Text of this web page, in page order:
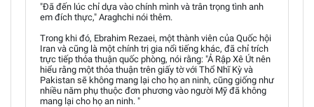
"Đã đến lúc chỉ dựa vào chính mình và trân trọng tình anh
em đích thực," Araghchi nói thêm.
Trong khi đó, Ebrahim Rezaei, một thành viên của Quốc hội
Iran và cũng là một chính trị gia nổi tiếng khác, đã chỉ trích
trực tiếp thỏa thuận quốc phòng, nói rằng: "Ả Rập Xê Út nên
hiểu rằng một thỏa thuận trên giấy tờ với Thổ Nhĩ Kỳ và
Pakistan sẽ không mang lại cho họ an ninh, cũng giống như
nhiều năm phụ thuộc đơn phương vào người Mỹ đã không
mang lại cho họ an ninh. "